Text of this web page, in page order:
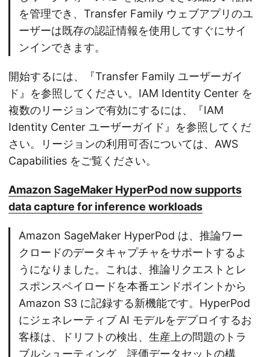
を管理でき、Transfer Family ウェブアプリのユ
ーザーは既存の認証情報を使用してすぐにサイ
ンインできます。
開始するには、『Transfer Family ユーザーガイ
ド』を参照してください。IAM Identity Center を
複数のリージョンで有効にするには、『IAM
Identity Center ユーザーガイド』を参照してくだ
さい。リージョンの利用可否については、AWS
Capabilities をご覧ください。
Amazon SageMaker HyperPod now supports
data capture for inference workloads
Amazon SageMaker HyperPod は、推論ワー
クロードのデータキャプチャをサポートするよ
うになりました。これは、推論リクエストとレ
スポンスペイロードを本番エンドポイントから
Amazon S3 に記録する新機能です。HyperPod
にジェネレーティブ AI モデルをデプロイするお
客様は、ドリフトの検出、生産上の問題のトラ
ブルシューティング、評価データセットの構